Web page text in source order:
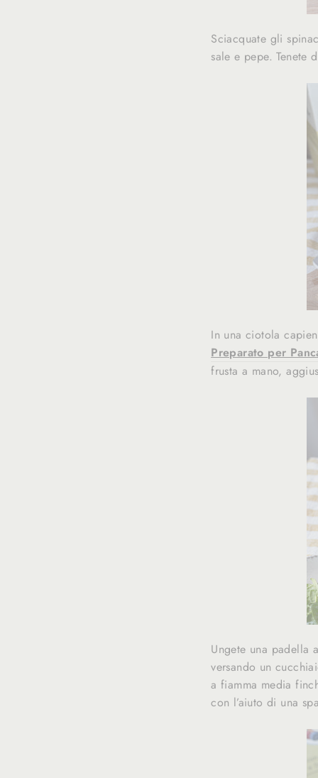
Sciacquate gli
sale e pepe. Tenete
In una ciotola
Preparato per
frusta a mano,
Ungete una padella
versando un
a fiamma media
con l’aiuto di una